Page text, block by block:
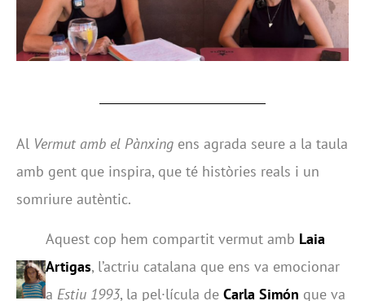
Al Vermut amb el Pànxing ens agrada seure a la taula
amb gent que inspira, que té històries reals i un
somriure autèntic.
Aquest cop hem compartit vermut amb Laia
Artigas, l’actriu catalana que ens va emocionar
a Estiu 1993, la pel·lícula de Carla Simón que va